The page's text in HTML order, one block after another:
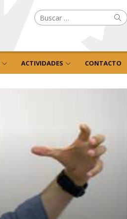
Buscar
por:
ACTIVIDADES CONTACTO